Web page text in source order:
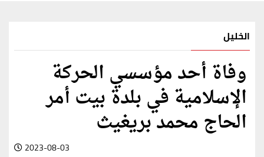
الخليل
وفاة أحد مؤسسي الحركة
الإسلامية في بلدة بيت أمر
الحاج محمد بريغيث
2023-08-03